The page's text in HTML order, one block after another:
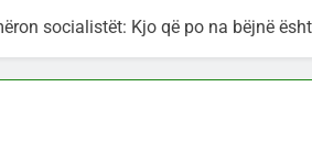
socialistët: Kjo që po na bëjnë